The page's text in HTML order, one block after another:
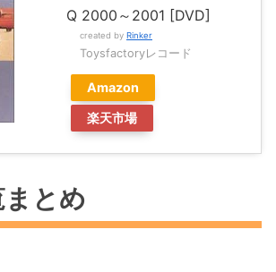
Q 2000～2001 [DVD]
created by Rinker
Toysfactoryレコード
Amazon
楽天市場
まとめ